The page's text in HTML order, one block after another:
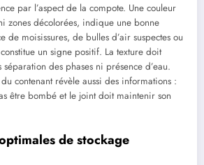
par l’aspect de la compote. Une couleur
zones décolorées, indique une bonne
de moisissures, de bulles d’air suspectes ou
un signe positif. La texture doit
séparation des phases ni présence d’eau.
contenant révèle aussi des informations :
être bombé et le joint doit maintenir son
de stockage